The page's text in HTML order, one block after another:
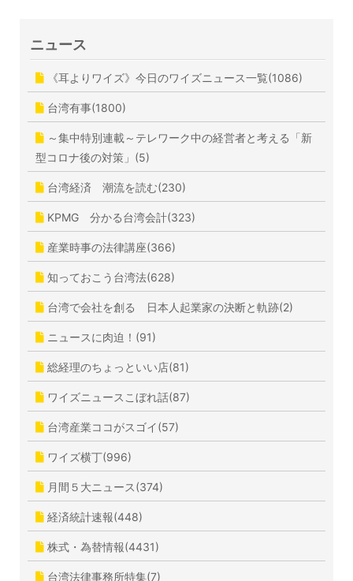
ニュース
《耳よりワイズ》今日のワイズニュース一覧(1086)
台湾有事(1800)
～集中特別連載～テレワーク中の経営者と考える「新
型コロナ後の対策」(5)
台湾経済 潮流を読む(230)
KPMG 分かる台湾会計(323)
産業時事の法律講座(366)
知っておこう台湾法(628)
台湾で会社を創る 日本人起業家の決断と軌跡(2)
ニュースに肉迫！(91)
総経理のちょっといい店(81)
ワイズニュースこぼれ話(87)
台湾産業ココがスゴイ(57)
ワイズ横丁(996)
月間５大ニュース(374)
経済統計速報(448)
株式・為替情報(4431)
台湾法律事務所特集(7)